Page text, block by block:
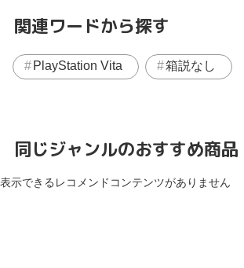
関連ワードから探す
PlayStation Vita 箱説なし
同じジャンルのおすすめ商品
表示できるレコメンドコンテンツがありません